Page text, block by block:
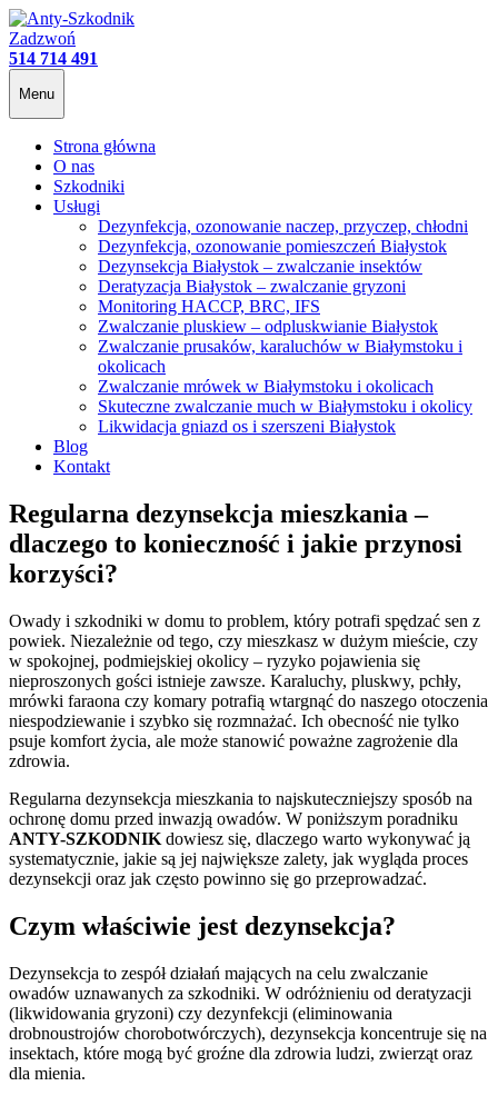
Zadzwoń
514 714 491
Anty-Szkodnik
Menu
Strona główna
O nas
Szkodniki
Usługi
Dezynfekcja, ozonowanie naczep, przyczep, chłodni
Dezynfekcja, ozonowanie pomieszczeń Białystok
Dezynsekcja Białystok – zwalczanie insektów
Deratyzacja Białystok – zwalczanie gryzoni
Monitoring HACCP, BRC, IFS
Zwalczanie pluskiew – odpluskwianie Białystok
Zwalczanie prusaków, karaluchów w Białymstoku i
okolicach
Zwalczanie mrówek w Białymstoku i okolicach
Skuteczne zwalczanie much w Białymstoku i okolicy
Likwidacja gniazd os i szerszeni Białystok
Blog
Kontakt
Regularna dezynsekcja mieszkania –
dlaczego to konieczność i jakie przynosi
korzyści?
Owady i szkodniki w domu to problem, który potrafi spędzać sen z
powiek. Niezależnie od tego, czy mieszkasz w dużym mieście, czy
w spokojnej, podmiejskiej okolicy – ryzyko pojawienia się
nieproszonych gości istnieje zawsze. Karaluchy, pluskwy, pchły,
mrówki faraona czy komary potrafią wtargnąć do naszego otoczenia
niespodziewanie i szybko się rozmnażać. Ich obecność nie tylko
psuje komfort życia, ale może stanowić poważne zagrożenie dla
zdrowia.
Regularna dezynsekcja mieszkania to najskuteczniejszy sposób na
ochronę domu przed inwazją owadów. W poniższym poradniku
ANTY-SZKODNIK dowiesz się, dlaczego warto wykonywać ją
systematycznie, jakie są jej największe zalety, jak wygląda proces
dezynsekcji oraz jak często powinno się go przeprowadzać.
Czym właściwie jest dezynsekcja?
Dezynsekcja to zespół działań mających na celu zwalczanie
owadów uznawanych za szkodniki. W odróżnieniu od deratyzacji
(likwidowania gryzoni) czy dezynfekcji (eliminowania
drobnoustrojów chorobotwórczych), dezynsekcja koncentruje się na
insektach, które mogą być groźne dla zdrowia ludzi, zwierząt oraz
dla mienia.